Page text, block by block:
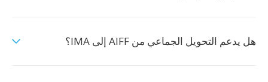
هل يدعم التحويل الجماعي من AIFF إلى IMA؟